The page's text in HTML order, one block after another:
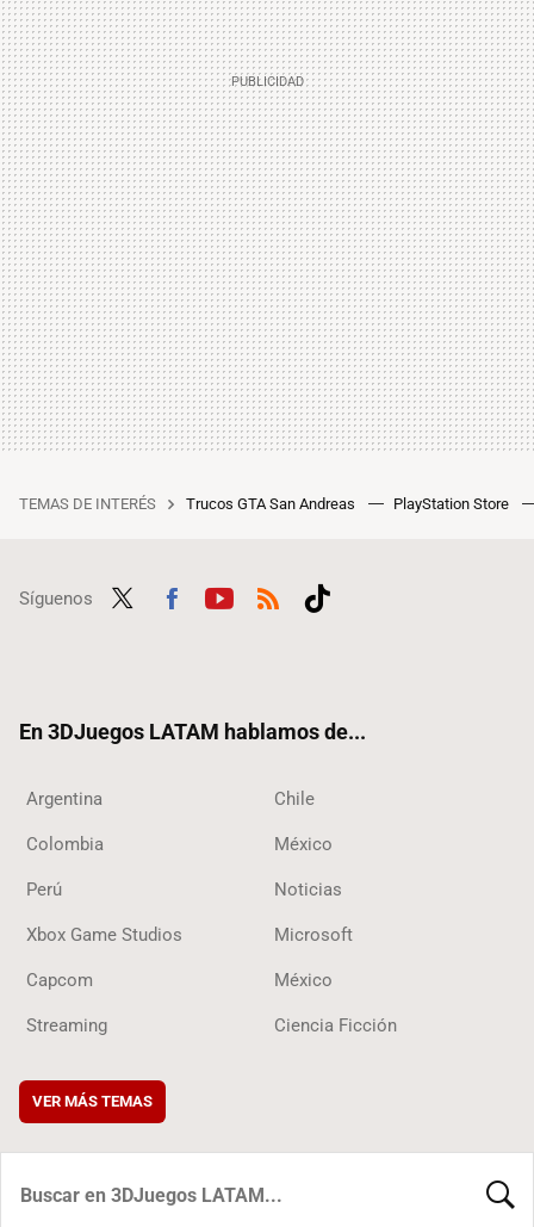
TEMAS DE INTERÉS Trucos GTA San Andreas PlayStation Store
Síguenos
En 3DJuegos LATAM hablamos de...
Argentina Chile
Colombia México
Perú Noticias
Xbox Game Studios Microsoft
Capcom México
Streaming Ciencia Ficción
VER MÁS TEMAS